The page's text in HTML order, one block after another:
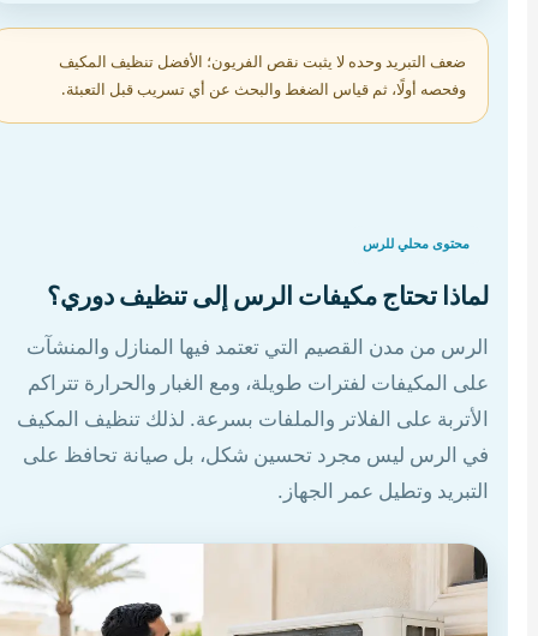
ضعف التبريد وحده لا يثبت نقص الفريون؛ الأفضل تنظيف المكيف
وفحصه أولًا، ثم قياس الضغط والبحث عن أي تسريب قبل التعبئة.
محتوى محلي للرس
لماذا تحتاج مكيفات الرس إلى تنظيف دوري؟
الرس من مدن القصيم التي تعتمد فيها المنازل والمنشآت
على المكيفات لفترات طويلة، ومع الغبار والحرارة تتراكم
الأتربة على الفلاتر والملفات بسرعة. لذلك تنظيف المكيف
في الرس ليس مجرد تحسين شكل، بل صيانة تحافظ على
التبريد وتطيل عمر الجهاز.